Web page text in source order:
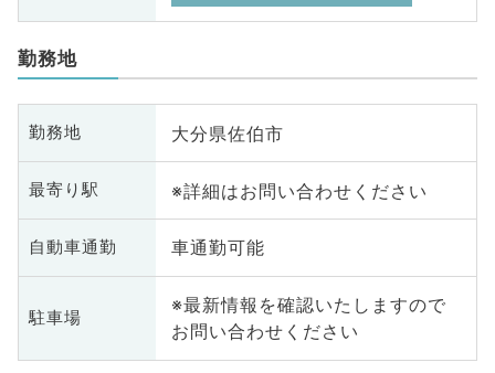
勤務地
勤務地 大分県佐伯市
最寄り駅 ※詳細はお問い合わせください
自動車通勤 車通勤可能
駐車場
※最新情報を確認いたしますので
お問い合わせください